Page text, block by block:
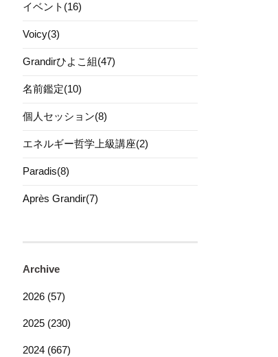
イベント(16)
Voicy(3)
Grandirひよこ組(47)
名前鑑定(10)
個人セッション(8)
エネルギー哲学上級講座(2)
Paradis(8)
Après Grandir(7)
Archive
2026 (57)
2025 (230)
2024 (667)